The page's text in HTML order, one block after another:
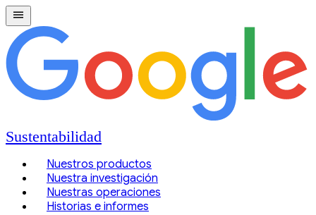
Sustentabilidad
Nuestros productos
Nuestra investigación
Nuestras operaciones
Historias e informes